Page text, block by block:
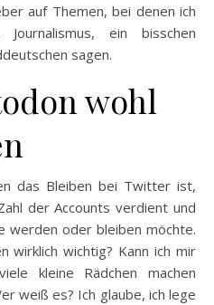
auf Themen, bei denen ich
Journalismus, ein bisschen
sagen.
wohl
das Bleiben bei Twitter ist,
der Accounts verdient und
werden oder bleiben möchte.
wirklich wichtig? Kann ich mir
kleine Rädchen machen
weiß es? Ich glaube, ich lege